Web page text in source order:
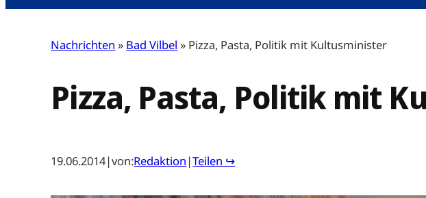
Nachrichten » Bad Vilbel » Pizza, Pasta, Politik mit Kultusminister
Pizza, Pasta, Politik mit
19.06.2014|von:Redaktion |Teilen ↪